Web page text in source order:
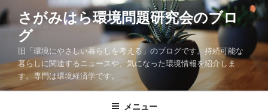
コ
ン
ツ
ス
さがみはら環境問題研究会のブロ
グ
旧「環境にやさしい暮らしを考える」のブログです。持続可能な
暮らしに関連するニュースや、気になった環境情報を紹介しま
す。専門は環境経済学です。
メニュー